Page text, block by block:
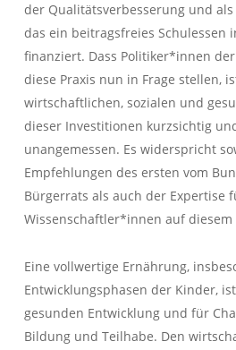
der Qualitätsverbesserung und
das ein beitragsfreies Schulessen
finanziert. Dass Politiker*innen
diese Praxis nun in Frage stellen,
wirtschaftlichen, sozialen und
dieser Investitionen kurzsichtig
unangemessen. Es widerspricht
Empfehlungen des ersten vom
Bürgerrats als auch der Expertise
Wissenschaftler*innen auf diesem
Eine vollwertige Ernährung,
Entwicklungsphasen der Kinder,
gesunden Entwicklung und für
Bildung und Teilhabe. Den